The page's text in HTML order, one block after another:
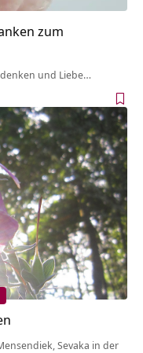
zum
und Liebe…
Sevaka in der